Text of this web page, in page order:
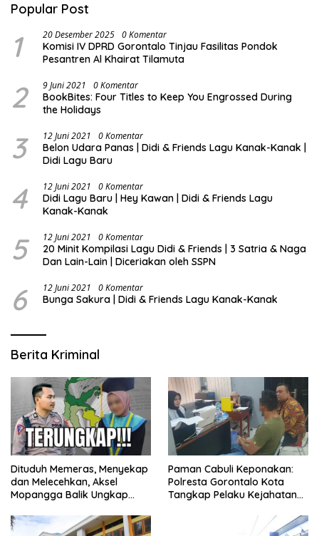
Popular Post
1 20 Desember 2025 0 Komentar
Komisi IV DPRD Gorontalo Tinjau Fasilitas Pondok
Pesantren Al Khairat Tilamuta
2 9 Juni 2021 0 Komentar
BookBites: Four Titles to Keep You Engrossed During
the Holidays
3 12 Juni 2021 0 Komentar
Belon Udara Panas | Didi & Friends Lagu Kanak-Kanak |
Didi Lagu Baru
4 12 Juni 2021 0 Komentar
Didi Lagu Baru | Hey Kawan | Didi & Friends Lagu
Kanak-Kanak
5 12 Juni 2021 0 Komentar
20 Minit Kompilasi Lagu Didi & Friends | 3 Satria & Naga
Dan Lain-Lain | Diceriakan oleh SSPN
6 12 Juni 2021 0 Komentar
Bunga Sakura | Didi & Friends Lagu Kanak-Kanak
Berita Kriminal
Dituduh Memeras, Menyekap
dan Melecehkan, Aksel
Mopangga Balik Ungkap
Paman Cabuli Keponakan:
Polresta Gorontalo Kota
Tangkap Pelaku Kejahatan